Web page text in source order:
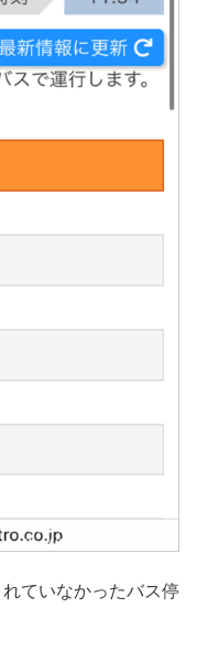
ていなかったバス停